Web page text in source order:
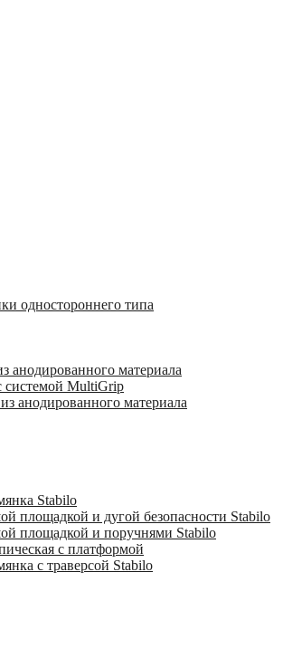
одностороннего типа
анодированного материала
системой MultiGrip
анодированного материала
Stabilo
площадкой и дугой безопасности Stabilo
площадкой и поручнями Stabilo
с платформой
с траверсой Stabilo